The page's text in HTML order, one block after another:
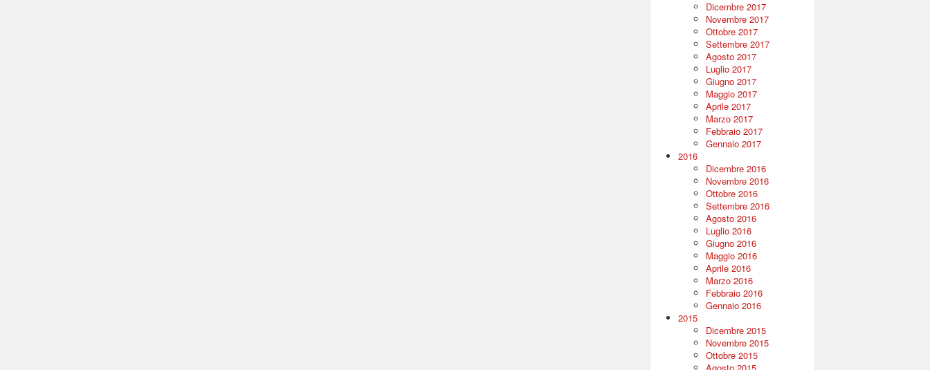
Dicembre 2017
Novembre 2017
Ottobre 2017
Settembre 2017
Agosto 2017
Luglio 2017
Giugno 2017
Maggio 2017
Aprile 2017
Marzo 2017
Febbraio 2017
Gennaio 2017
2016
Dicembre 2016
Novembre 2016
Ottobre 2016
Settembre 2016
Agosto 2016
Luglio 2016
Giugno 2016
Maggio 2016
Aprile 2016
Marzo 2016
Febbraio 2016
Gennaio 2016
2015
Dicembre 2015
Novembre 2015
Ottobre 2015